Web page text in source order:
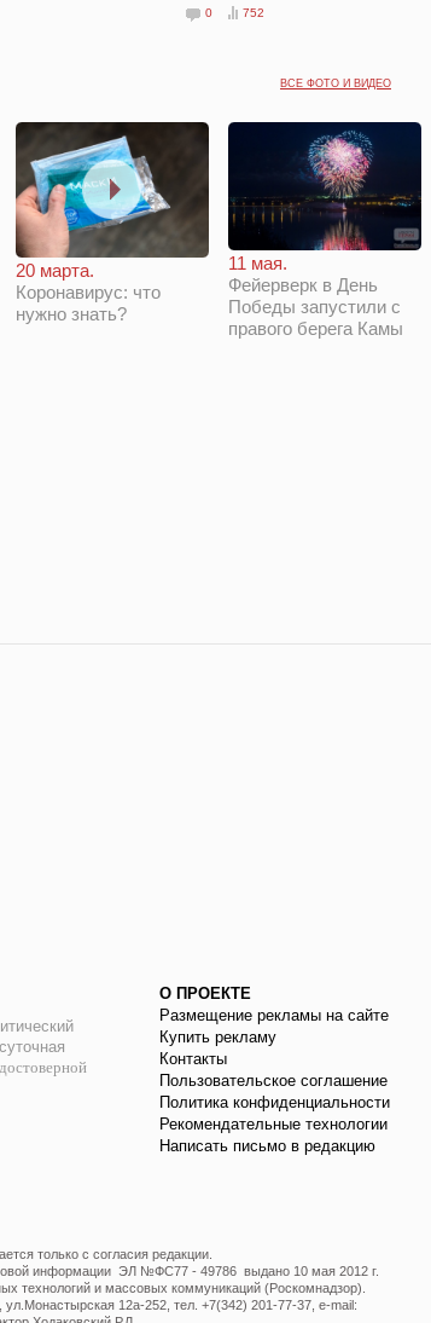
0 752
ВСЕ ФОТО И ВИДЕО
20 марта.
Коронавирус: что
нужно знать?
11 мая.
Фейерверк в День
Победы запустили с
правого берега Камы
О ПРОЕКТЕ
Размещение рекламы на сайте
Купить рекламу
Контакты
Пользовательское соглашение
Политика конфиденциальности
Рекомендательные технологии
Написать письмо в редакцию
только с согласия редакции.
информации ЭЛ №ФС77 - 49786 выдано 10 мая 2012 г.
технологий и массовых коммуникаций (Роскомнадзор).
12а-252, тел. +7(342) 201-77-37, e-mail: